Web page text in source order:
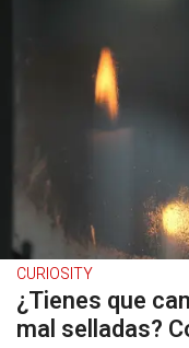
CURIOSITY
¿Tienes que
mal selladas?